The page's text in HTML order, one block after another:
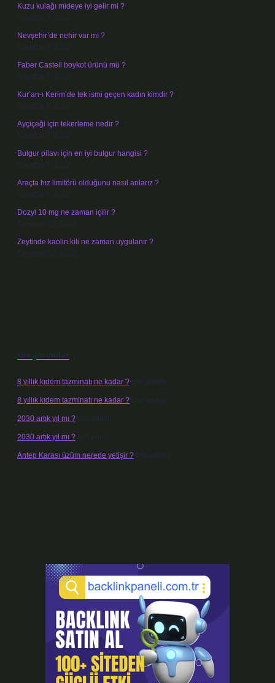
Kuzu kulağı mideye iyi gelir mi ?
Ağustos 8, 2026
Nevşehir’de nehir var mı ?
Ağustos 8, 2026
Faber Castell boykot ürünü mü ?
Ağustos 6, 2026
Kur’an-ı Kerim’de tek ismi geçen kadın kimdir ?
Ağustos 6, 2026
Ayçiçeği için tekerleme nedir ?
Ağustos 5, 2026
Bulgur pilavı için en iyi bulgur hangisi ?
Ağustos 4, 2026
Araçta hız limitörü olduğunu nasıl anlarız ?
Ağustos 4, 2026
Dozyl 10 mg ne zaman içilir ?
Temmuz 30, 2026
Zeytinde kaolin kili ne zaman uygulanır ?
Temmuz 29, 2026
Son yorumlar
8 yıllık kıdem tazminatı ne kadar ? için admin
8 yıllık kıdem tazminatı ne kadar ? için Nazan
2030 artık yıl mı ? için admin
2030 artık yıl mı ? için Pınar
Antep Karası üzüm nerede yetişir ? için admin